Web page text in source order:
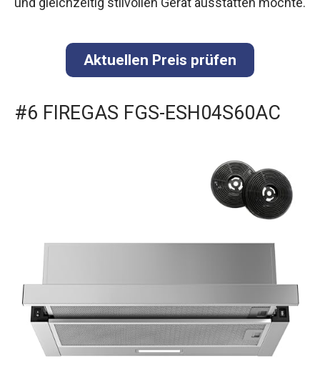
Aktuellen Preis prüfen
#6 FIREGAS FGS-ESH04S60AC